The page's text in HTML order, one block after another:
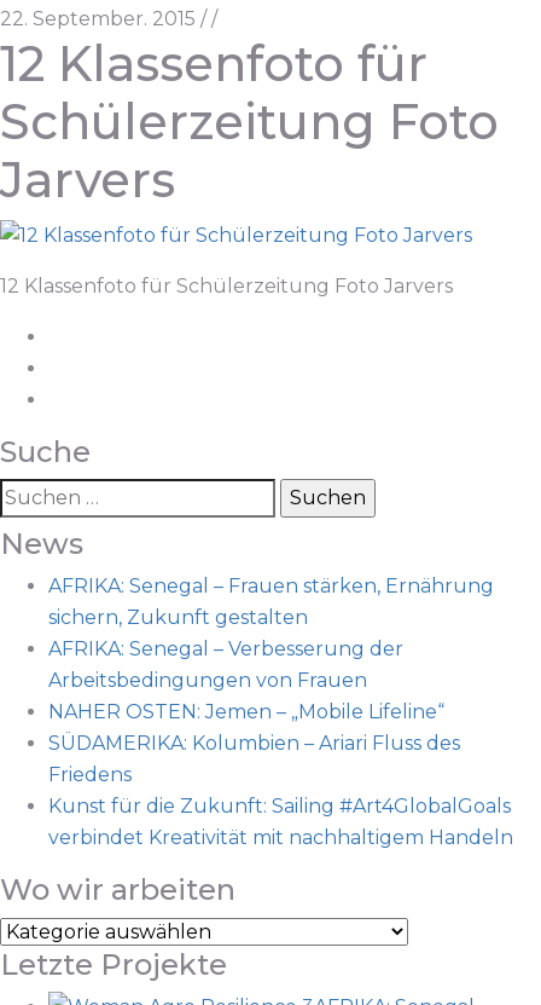
22. September. 2015 / /
12 Klassenfoto für
Schülerzeitung Foto
Jarvers
12 Klassenfoto für Schülerzeitung Foto Jarvers
Suche
Suchen
nach:
News
AFRIKA: Senegal – Frauen stärken, Ernährung
sichern, Zukunft gestalten
AFRIKA: Senegal – Verbesserung der
Arbeitsbedingungen von Frauen
NAHER OSTEN: Jemen – „Mobile Lifeline“
SÜDAMERIKA: Kolumbien – Ariari Fluss des
Friedens
Kunst für die Zukunft: Sailing #Art4GlobalGoals
verbindet Kreativität mit nachhaltigem Handeln
Wo wir arbeiten
Wo
wir
arbeiten
Letzte Projekte